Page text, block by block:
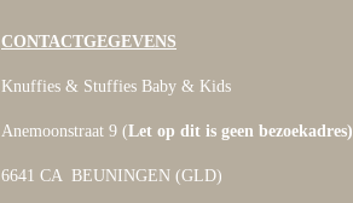
CONTACTGEGEVENS
Knuffies & Stuffies Baby & Kids
Anemoonstraat 9 (Let op dit is geen bezoekadres)
6641 CA BEUNINGEN (GLD)